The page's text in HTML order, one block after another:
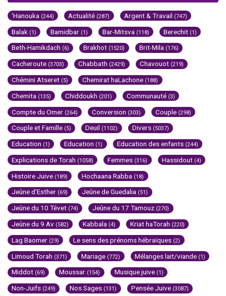
'Hanouka (244) Actualité (287) Argent & Travail (747)
Balak (1) Bamidbar (1) Bar-Mitsva (118) Berechit (1)
Beth-Hamikdach (6) Brakhot (1520) Brit-Mila (176)
Cacheroute (3703) Chabbath (2429) Chavouot (219)
Chémini Atseret (5) Chemirat haLachone (188)
Chemita (135) Chiddoukh (201) Communauté (3)
Compte du Omer (264) Conversion (303) Couple (298)
Couple et Famille (5) Deuil (1102) Divers (5037)
Education (1) Education (1) Education des enfants (244)
Explications de Torah (1058) Femmes (316) Hassidout (4)
Histoire Juive (189) Hochaana Rabba (18)
Jeûne d'Esther (69) Jeûne de Guedalia (51)
Jeûne du 10 Tévet (74) Jeûne du 17 Tamouz (270)
Jeûne du 9 Av (582) Kabbala (4) Kriat haTorah (220)
Lag Baomer (29) Le sens des prénoms hébraïques (2)
Limoud Torah (371) Mariage (772) Mélanges lait/viande (1)
Middot (69) Moussar (154) Musique juive (1)
Non-Juifs (249) Nos Sages (131) Pensée Juive (3087)